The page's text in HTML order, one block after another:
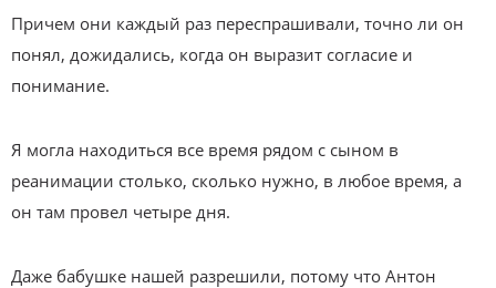
Причем они каждый раз переспрашивали, точно ли он
понял, дожидались, когда он выразит согласие и
понимание.
Я могла находиться все время рядом с сыном в
реанимации столько, сколько нужно, в любое время, а
он там провел четыре дня.
Даже бабушке нашей разрешили, потому что Антон